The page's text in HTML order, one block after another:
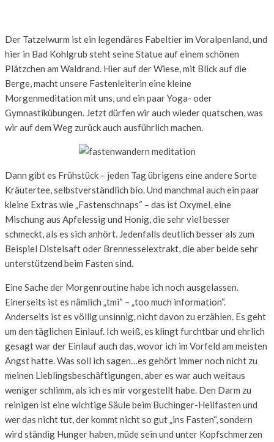
Der Tatzelwurm ist ein legendäres Fabeltier im Voralpenland, und
hier in Bad Kohlgrub steht seine Statue auf einem schönen
Plätzchen am Waldrand. Hier auf der Wiese, mit Blick auf die
Berge, macht unsere Fastenleiterin eine kleine
Morgenmeditation mit uns, und ein paar Yoga- oder
Gymnastikübungen. Jetzt dürfen wir auch wieder quatschen, was
wir auf dem Weg zurück auch ausführlich machen.
Dann gibt es Frühstück – jeden Tag übrigens eine andere Sorte
Kräutertee, selbstverständlich bio. Und manchmal auch ein paar
kleine Extras wie „Fastenschnaps“ – das ist Oxymel, eine
Mischung aus Apfelessig und Honig, die sehr viel besser
schmeckt, als es sich anhört. Jedenfalls deutlich besser als zum
Beispiel Distelsaft oder Brennesselextrakt, die aber beide sehr
unterstützend beim Fasten sind.
Eine Sache der Morgenroutine habe ich noch ausgelassen.
Einerseits ist es nämlich „tmi“ – „too much information“.
Anderseits ist es völlig unsinnig, nicht davon zu erzählen. Es geht
um den täglichen Einlauf. Ich weiß, es klingt furchtbar und ehrlich
gesagt war der Einlauf auch das, wovor ich im Vorfeld am meisten
Angst hatte. Was soll ich sagen…es gehört immer noch nicht zu
meinen Lieblingsbeschäftigungen, aber es war auch weitaus
weniger schlimm, als ich es mir vorgestellt habe. Den Darm zu
reinigen ist eine wichtige Säule beim Buchinger-Heilfasten und
wer das nicht tut, der kommt nicht so gut „ins Fasten“, sondern
wird ständig Hunger haben, müde sein und unter Kopfschmerzen